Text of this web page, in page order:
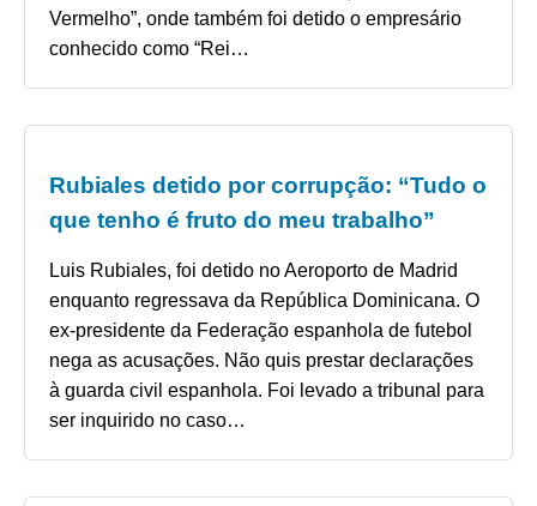
Vermelho”, onde também foi detido o empresário
conhecido como “Rei…
Rubiales detido por corrupção: “Tudo o
que tenho é fruto do meu trabalho”
Luis Rubiales, foi detido no Aeroporto de Madrid
enquanto regressava da República Dominicana. O
ex-presidente da Federação espanhola de futebol
nega as acusações. Não quis prestar declarações
à guarda civil espanhola. Foi levado a tribunal para
ser inquirido no caso…